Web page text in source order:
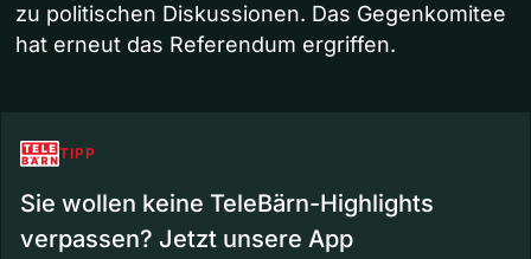
zu politischen Diskussionen. Das Gegenkomitee
hat erneut das Referendum ergriffen.
TIPP
Sie wollen keine TeleBärn-Highlights
verpassen? Jetzt unsere App